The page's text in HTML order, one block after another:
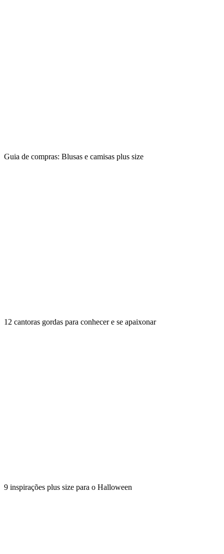
Guia de compras: Blusas e camisas plus size
12 cantoras gordas para conhecer e se apaixonar
9 inspirações plus size para o Halloween